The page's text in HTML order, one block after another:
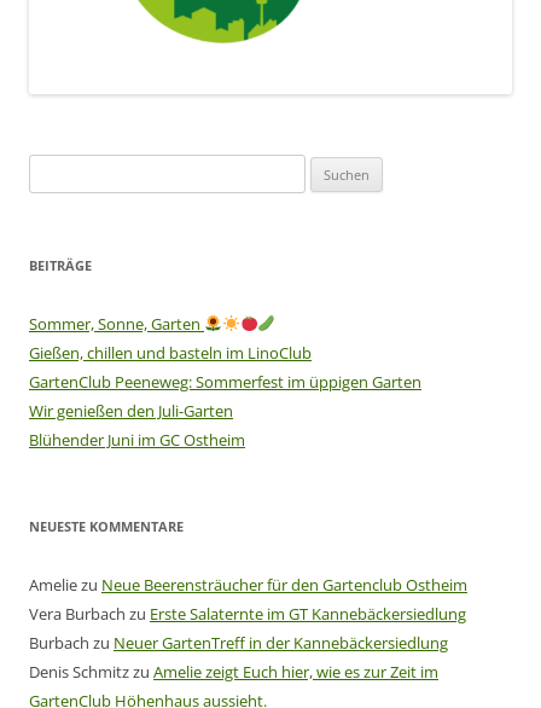
nach:
BEITRÄGE
Sommer, Sonne, Garten
Gießen, chillen und basteln im LinoClub
GartenClub Peeneweg: Sommerfest im üppigen Garten
Wir genießen den Juli-Garten
Blühender Juni im GC Ostheim
NEUESTE KOMMENTARE
Ameliezu Neue Beerensträucher für den Gartenclub Ostheim
Vera Burbach zu Erste Salaternte im GT Kannebäckersiedlung
Burbach zu Neuer GartenTreff in der Kannebäckersiedlung
Denis Schmitzzu Amelie zeigt Euch hier, wie es zur Zeit im
GartenClub Höhenhaus aussieht.